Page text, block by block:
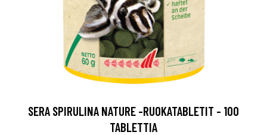
SERA SPIRULINA NATURE -RUOKATABLETIT - 100
TABLETTIA